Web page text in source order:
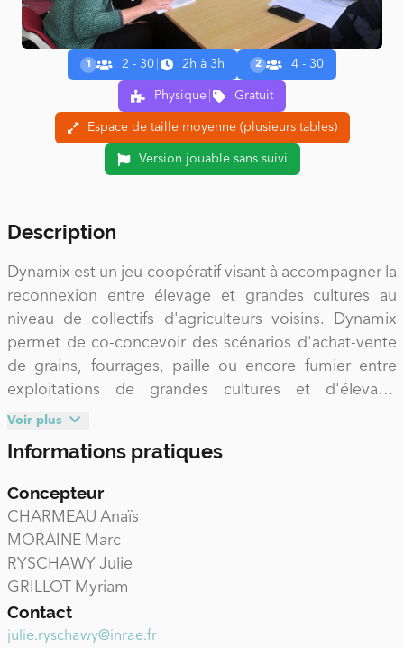
1 2 - 30 2h à 3h 2 4 - 30
Physique Gratuit
Espace de taille moyenne (plusieurs tables)
Version jouable sans suivi
Description
Dynamix est un jeu coopératif visant à accompagner la
reconnexion entre élevage et grandes cultures au
niveau de collectifs d'agriculteurs voisins. Dynamix
permet de co-concevoir des scénarios d'achat-vente
de grains, fourrages, paille ou encore fumier entre
exploitations de grandes cultures et d'élevage
voisines. Sous la forme d’un jeu de plateau, les
vente à l’aide de pions « offre », « demande » et «
logistique ». La méthode propose une réflexion
collective à l’échelle des parcelles, des exploitations et
jusqu’à l’organisation du territoire. En combinant
différents logiciels d’évaluation alimentés par des
données réelles, le modèle associé au jeu permet
Voir plus
Informations pratiques
Concepteur
CHARMEAU Anaïs
MORAINE Marc
RYSCHAWY Julie
GRILLOT Myriam
Contact
julie.ryschawy@inrae.fr